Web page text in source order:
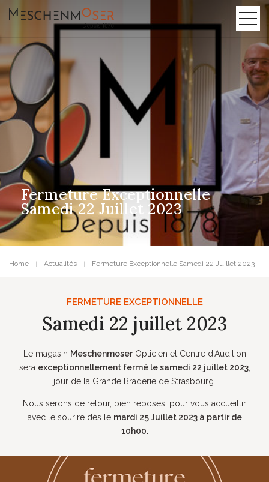
Fermeture Exceptionnelle
Samedi 22 Juillet 2023
Home Actualités Fermeture Exceptionnelle Samedi 22 Juillet 2023
FERMETURE EXCEPTIONNELLE
Samedi 22 juillet 2023
Le magasin MeschenmoserOpticien et Centre d’Audition
sera exceptionnellement fermé le samedi 22 juillet 2023,
jour de la Grande Braderie de Strasbourg.
Nous serons de retour, bien reposés, pour vous accueillir
avec le sourire dès le mardi 25 Juillet 2023 à partir de
10h00.